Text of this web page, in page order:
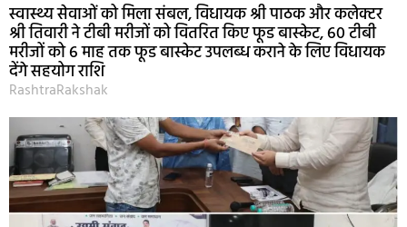
स्वास्थ्य सेवाओं को मिला संबल, विधायक श्री पाठक और कलेक्टर
श्री तिवारी ने टीबी मरीजों को वितरित किए फूड बास्केट, 60 टीबी
मरीजों को 6 माह तक फूड बास्केट उपलब्ध कराने के लिए विधायक
देंगे सहयोग राशि
RashtraRakshak